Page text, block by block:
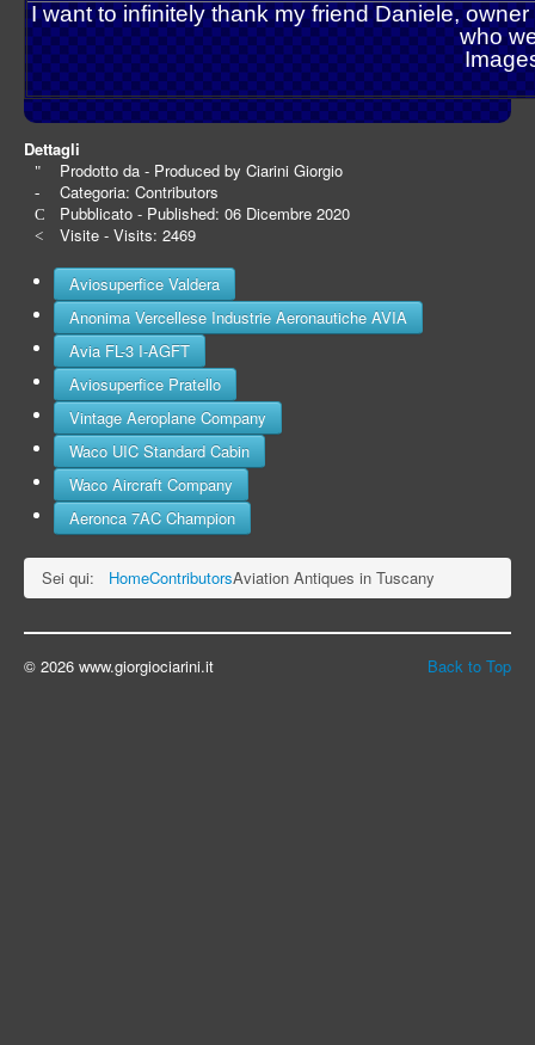
I want to infinitely thank my friend Daniele,
who
Dettagli
Prodotto da - Produced byCiarini Giorgio
Categoria:Contributors
Pubblicato - Published: 06 Dicembre 2020
Visite - Visits: 2469
Aviosuperfice Valdera
Anonima Vercellese Industrie Aeronautiche AVIA
Avia FL-3 I-AGFT
Aviosuperfice Pratello
Vintage Aeroplane Company
Waco UIC Standard Cabin
Waco Aircraft Company
Aeronca 7AC Champion
Sei qui: HomeContributorsAviation Antiques in Tuscany
Back to Top
© 2026 www.giorgiociarini.it